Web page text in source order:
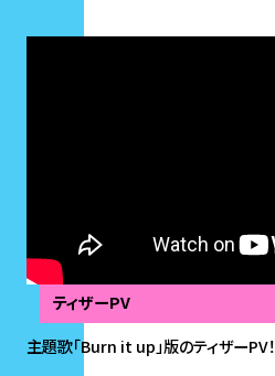
ティザーPV
主題歌「Burn it up」版のティザーPV！